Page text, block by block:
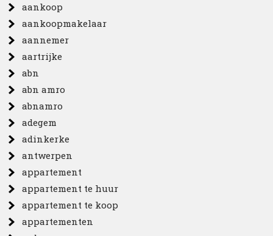
aankoop
aankoopmakelaar
aannemer
aartrijke
abn
abn amro
abnamro
adegem
adinkerke
antwerpen
appartement
appartement te huur
appartement te koop
appartementen